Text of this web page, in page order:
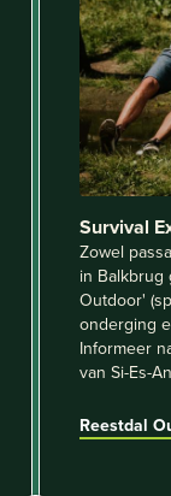
Survival
Zowel
in Balkbrug
Outdoor'
onderging
Informeer
van Si-Es-
Reestdal